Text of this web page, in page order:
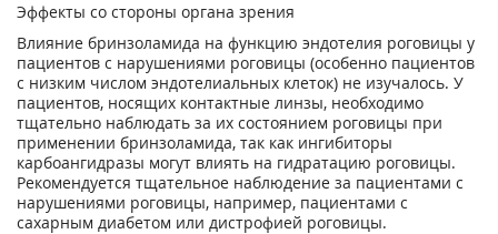
Эффекты со стороны органа зрения
Влияние бринзоламида на функцию эндотелия роговицы у
пациентов с нарушениями роговицы (особенно пациентов
с низким числом эндотелиальных клеток) не изучалось. У
пациентов, носящих контактные линзы, необходимо
тщательно наблюдать за их состоянием роговицы при
применении бринзоламида, так как ингибиторы
карбоангидразы могут влиять на гидратацию роговицы.
Рекомендуется тщательное наблюдение за пациентами с
нарушениями роговицы, например, пациентами с
сахарным диабетом или дистрофией роговицы.